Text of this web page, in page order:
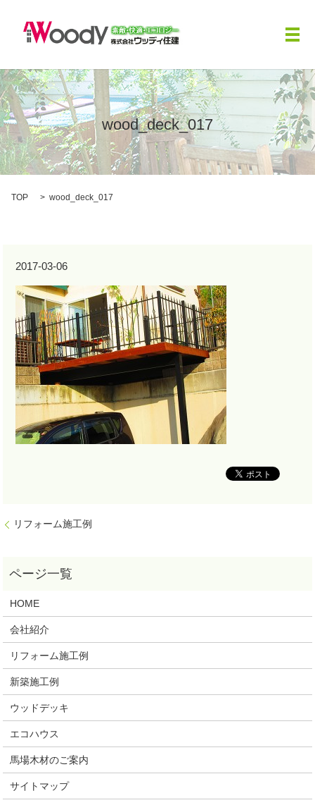
メ
wood_deck_017
TOP wood_deck_017
2017-03-06
リフォーム施工例
HOME
会社紹介
リフォーム施工例
新築施工例
ウッドデッキ
エコハウス
馬場木材のご案内
サイトマップ